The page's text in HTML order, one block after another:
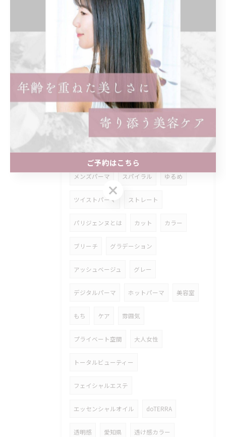
ショートボブ ボブ
イヤリングカラー ロング
トリートメント ストレートパーマ
縮毛矯正 どっちがいい 髪質改善
まつげ マツパ 個室 髪型
アジュバン クラスエス
無添加 エイジング 補修
メンズパーマ スパイラル ゆるめ
ツイストパーマ ストレート
パリジェンヌとは カット カラー
ブリーチ グラデーション
アッシュベージュ グレー
デジタルパーマ ホットパーマ 美容室
もち ケア 雰囲気
プライベート空間 大人女性
トータルビューティー
フェイシャルエステ
エッセンシャルオイル doTERRA
透明感 愛知県 透け感カラー
ご予約はこちら
ご予約はこちら